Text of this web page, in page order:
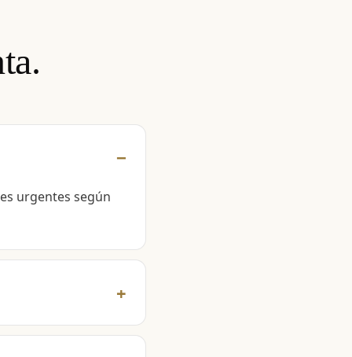
urgentes según